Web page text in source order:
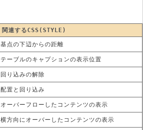
関連するCSS(STYLE)
基点の下辺からの距離
テーブルのキャプションの表示位置
回り込みの解除
配置と回り込み
オーバーフローしたコンテンツの表示
横方向にオーバーしたコンテンツの表示